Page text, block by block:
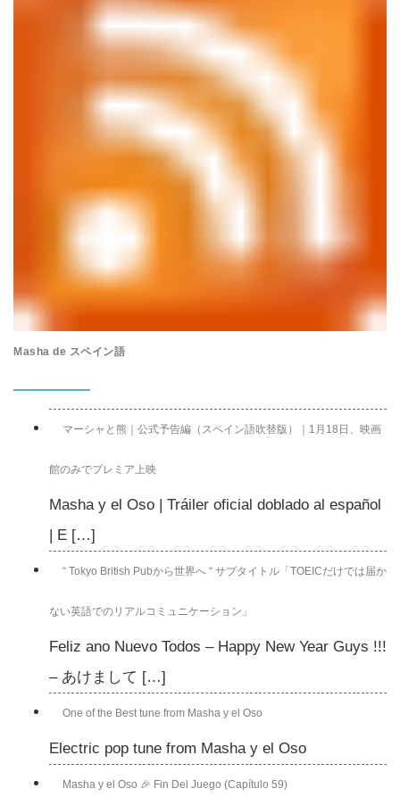
Masha de スペイン語
マーシャと熊｜公式予告編（スペイン語吹替版）｜1月18日、映画
館のみでプレミア上映
Masha y el Oso | Tráiler oficial doblado al español
| E […]
“ Tokyo British Pubから世界へ “ サブタイトル「TOEICだけでは届か
ない英語でのリアルコミュニケーション」
Feliz ano Nuevo Todos – Happy New Year Guys !!!
– あけまして […]
One of the Best tune from Masha y el Oso
Electric pop tune from Masha y el Oso
Masha y el Oso 🎉 Fin Del Juego (Capítulo 59)